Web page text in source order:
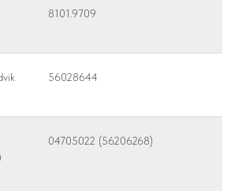
8101.9709
56028644
04705022 (56206268)